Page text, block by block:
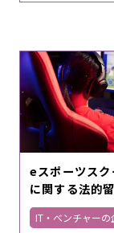
eスポーツスク
に関する法的
IT・ベンチャー